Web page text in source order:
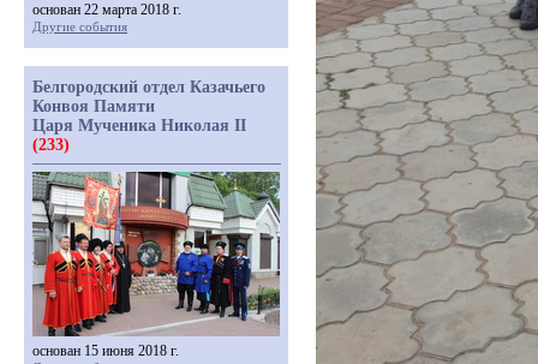
основан 22 марта 2018 г.
Другие события
Белгородский отдел Казачьего
Конвоя Памяти
Царя Мученика Николая II
(233)
основан 15 июня 2018 г.